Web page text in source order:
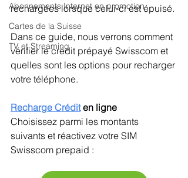
Abonnements Internet en promotion
Cartes de la Suisse
TV et Streaming
rechargées lorsque celui-ci est épuisé.
Dans ce guide, nous verrons comment
vérifier le crédit prépayé Swisscom et
quelles sont les options pour recharger
votre téléphone.
Recharge Crédit en ligne
Choisissez parmi les montants
suivants et réactivez votre SIM
Swisscom prepaid :